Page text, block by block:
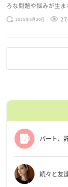
ろな問題や悩みが生
のお悩みを読みなが
だけじゃないんだな」
2025年5月20日
パート、
続々と友